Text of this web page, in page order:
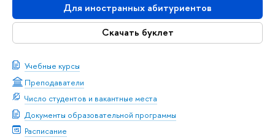
Для иностранных абитуриентов
Скачать буклет
Учебные курсы
Преподаватели
Число студентов и вакантные места
Документы образовательной программы
Расписание